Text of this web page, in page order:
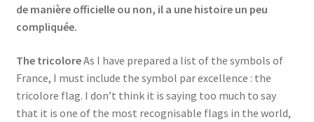
Shop
Terms and Conditions
Categories
de manière officielle ou non, il a une histoire un peu
compliquée.
The tricoloreAs I have prepared a list of the symbols of
France, I must include the symbol par excellence : the
tricolore flag. I don’t think it is saying too much to say
that it is one of the most recognisable flags in the world,